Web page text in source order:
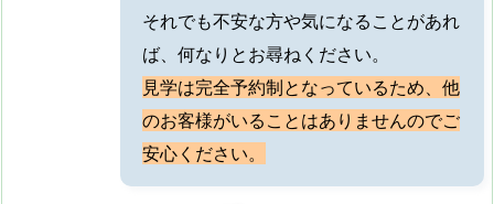
それでも不安な方や気になることがあれ
ば、何なりとお尋ねください。
見学は完全予約制となっているため、他
のお客様がいることはありませんのでご
安心ください。